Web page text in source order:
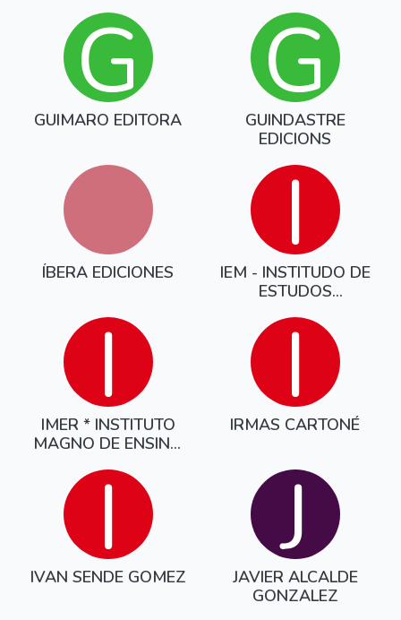
G
GUIMARO EDITORA G
GUINDASTRE
EDICIONS
ÍBERA EDICIONES I
IEM - INSTITUDO DE
ESTUDOS
I
IMER * INSTITUTO
MAGNO DE ENSINO
I
IRMAS CARTONÉ
I
IVAN SENDE GOMEZ J
JAVIER ALCALDE
GONZALEZ